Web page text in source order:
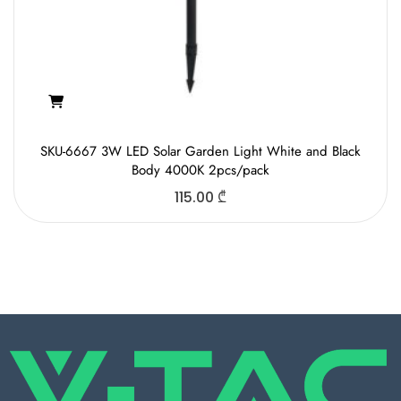
SKU-6667 3W LED Solar Garden Light White and Black
Body 4000K 2pcs/pack
115.00 ₾